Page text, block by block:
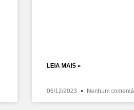
LEIA MAIS »
06/12/2023 Nenhum